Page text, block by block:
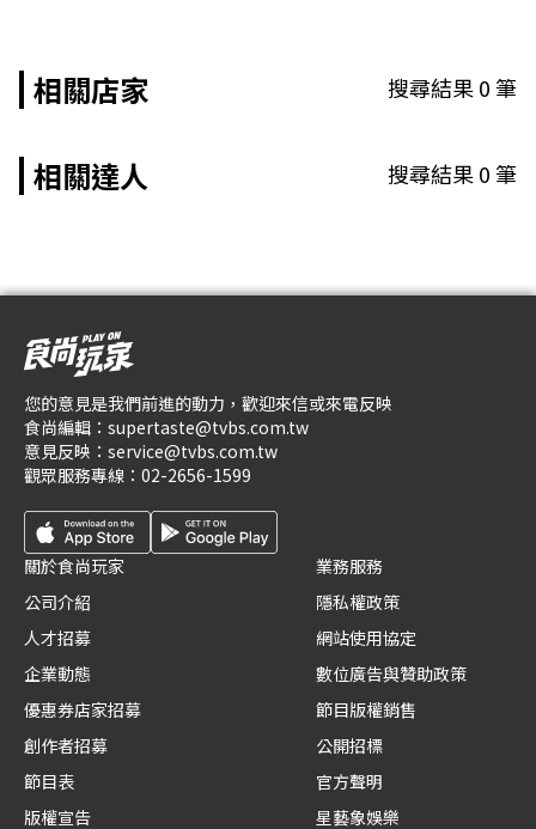
相關店家 搜尋結果0筆
相關達人 搜尋結果0筆
您的意見是我們前進的動力，歡迎來信或來電反映
食尚編輯： supertaste@tvbs.com.tw
意見反映： service@tvbs.com.tw
觀眾服務專線： 02-2656-1599
關於食尚玩家
公司介紹
人才招募
企業動態
優惠券店家招募
創作者招募
節目表
版權宣告
業務服務
隱私權政策
網站使用協定
數位廣告與贊助政策
節目版權銷售
公開招標
官方聲明
星藝象娛樂